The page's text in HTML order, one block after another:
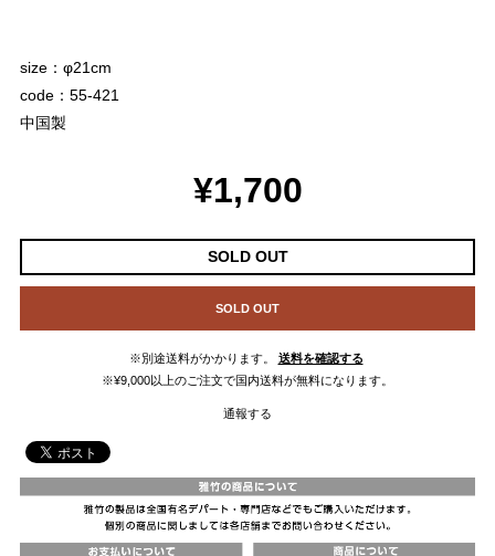
size：φ21cm
code：55-421
中国製
¥1,700
SOLD OUT
SOLD OUT
※別途送料がかかります。
送料を確認する
※¥9,000以上のご注文で国内送料が無料になります。
通報する